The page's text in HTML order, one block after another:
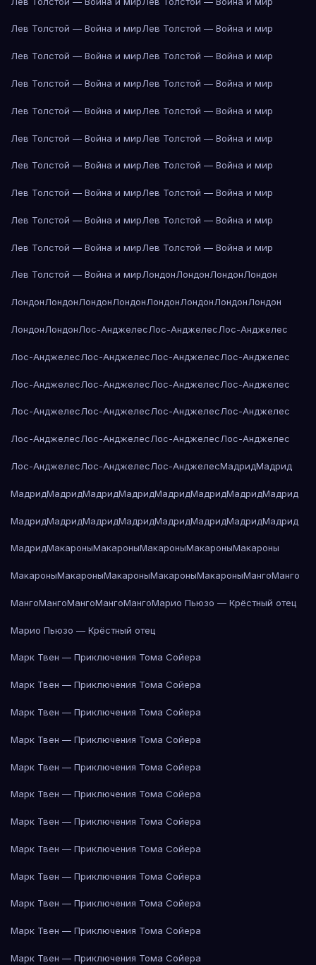
Лев Толстой — Война и мирЛев Толстой — Война и мир
Лев Толстой — Война и мирЛев Толстой — Война и мир
Лев Толстой — Война и мирЛев Толстой — Война и мир
Лев Толстой — Война и мирЛев Толстой — Война и мир
Лев Толстой — Война и мирЛев Толстой — Война и мир
Лев Толстой — Война и мирЛев Толстой — Война и мир
Лев Толстой — Война и мирЛев Толстой — Война и мир
Лев Толстой — Война и мирЛев Толстой — Война и мир
Лев Толстой — Война и мирЛев Толстой — Война и мир
Лев Толстой — Война и мирЛондонЛондонЛондонЛондон
ЛондонЛондонЛондонЛондонЛондонЛондонЛондонЛондон
ЛондонЛондонЛос-АнджелесЛос-АнджелесЛос-Анджелес
Лос-АнджелесЛос-АнджелесЛос-АнджелесЛос-Анджелес
Лос-АнджелесЛос-АнджелесЛос-АнджелесЛос-Анджелес
Лос-АнджелесЛос-АнджелесЛос-АнджелесЛос-Анджелес
Лос-АнджелесЛос-АнджелесЛос-АнджелесЛос-Анджелес
Лос-АнджелесЛос-АнджелесЛос-АнджелесМадридМадрид
МадридМадридМадридМадридМадридМадридМадридМадрид
МадридМадридМадридМадридМадридМадридМадридМадрид
МадридМакароныМакароныМакароныМакароныМакароны
МакароныМакароныМакароныМакароныМакароныМангоМанго
МангоМангоМангоМангоМангоМарио Пьюзо — Крёстный отец
Марио Пьюзо — Крёстный отец
Марк Твен — Приключения Тома Сойера
Марк Твен — Приключения Тома Сойера
Марк Твен — Приключения Тома Сойера
Марк Твен — Приключения Тома Сойера
Марк Твен — Приключения Тома Сойера
Марк Твен — Приключения Тома Сойера
Марк Твен — Приключения Тома Сойера
Марк Твен — Приключения Тома Сойера
Марк Твен — Приключения Тома Сойера
Марк Твен — Приключения Тома Сойера
Марк Твен — Приключения Тома Сойера
Марк Твен — Приключения Тома Сойера